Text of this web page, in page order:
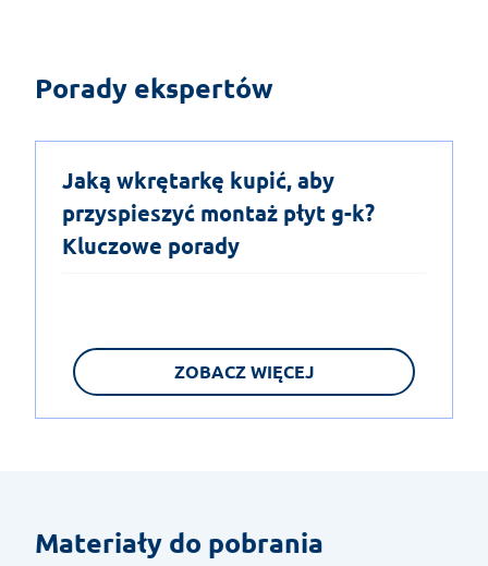
Porady ekspertów
Jaką wkrętarkę kupić, aby
przyspieszyć montaż płyt g-k?
Kluczowe porady
ZOBACZ WIĘCEJ
Materiały do pobrania